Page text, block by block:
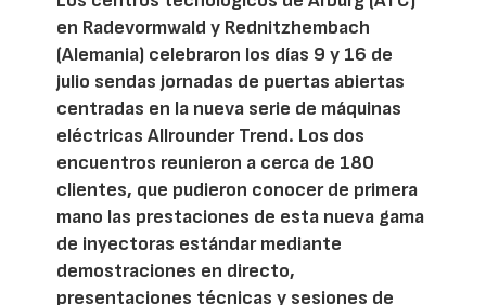
en Radevormwald y Rednitzhembach
(Alemania) celebraron los días 9 y 16 de
julio sendas jornadas de puertas abiertas
centradas en la nueva serie de máquinas
eléctricas Allrounder Trend. Los dos
encuentros reunieron a cerca de 180
clientes, que pudieron conocer de primera
mano las prestaciones de esta nueva gama
de inyectoras estándar mediante
demostraciones en directo,
presentaciones técnicas y sesiones de